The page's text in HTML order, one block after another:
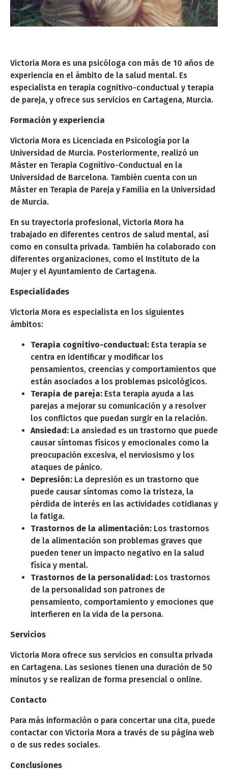
Victoria Mora es una psicóloga con más de 10 años de
experiencia en el ámbito de la salud mental. Es
especialista en terapia cognitivo-conductual y terapia
de pareja, y ofrece sus servicios en Cartagena, Murcia.
Formación y experiencia
Victoria Mora es Licenciada en Psicología por la
Universidad de Murcia. Posteriormente, realizó un
Máster en Terapia Cognitivo-Conductual en la
Universidad de Barcelona. También cuenta con un
Máster en Terapia de Pareja y Familia en la Universidad
de Murcia.
En su trayectoria profesional, Victoria Mora ha
trabajado en diferentes centros de salud mental, así
como en consulta privada. También ha colaborado con
diferentes organizaciones, como el Instituto de la
Mujer y el Ayuntamiento de Cartagena.
Especialidades
Victoria Mora es especialista en los siguientes
ámbitos:
Terapia cognitivo-conductual: Esta terapia se
centra en identificar y modificar los
pensamientos, creencias y comportamientos que
están asociados a los problemas psicológicos.
Terapia de pareja: Esta terapia ayuda a las
parejas a mejorar su comunicación y a resolver
los conflictos que puedan surgir en la relación.
Ansiedad: La ansiedad es un trastorno que puede
causar síntomas físicos y emocionales como la
preocupación excesiva, el nerviosismo y los
ataques de pánico.
Depresión: La depresión es un trastorno que
puede causar síntomas como la tristeza, la
pérdida de interés en las actividades cotidianas y
la fatiga.
Trastornos de la alimentación: Los trastornos
de la alimentación son problemas graves que
pueden tener un impacto negativo en la salud
física y mental.
Trastornos de la personalidad: Los trastornos
de la personalidad son patrones de
pensamiento, comportamiento y emociones que
interfieren en la vida de la persona.
Servicios
Victoria Mora ofrece sus servicios en consulta privada
en Cartagena. Las sesiones tienen una duración de 50
minutos y se realizan de forma presencial o online.
Contacto
Para más información o para concertar una cita, puede
contactar con Victoria Mora a través de su página web
o de sus redes sociales.
Conclusiones